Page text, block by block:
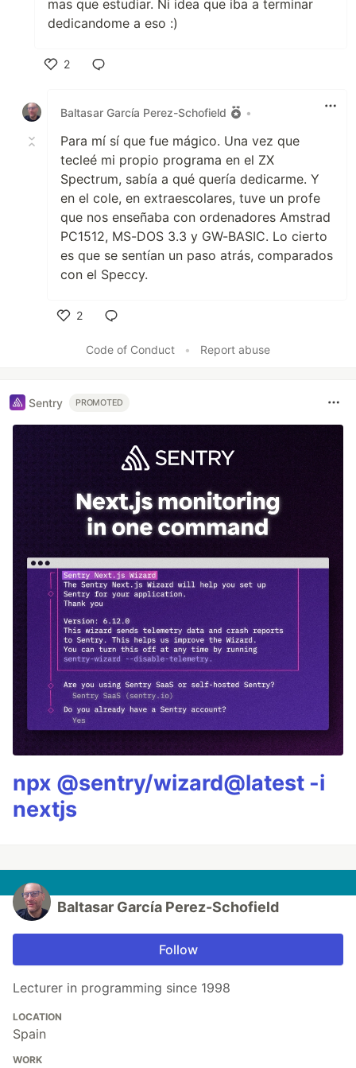
mas que estudiar. Ni idea que iba a terminar
dedicandome a eso :)
2
Baltasar García Perez-Schofield
•
Para mí sí que fue mágico. Una vez que
tecleé mi propio programa en el ZX
Spectrum, sabía a qué quería dedicarme. Y
en el cole, en extraescolares, tuve un profe
que nos enseñaba con ordenadores Amstrad
PC1512, MS-DOS 3.3 y GW-BASIC. Lo cierto
es que se sentían un paso atrás, comparados
con el Speccy.
2
Code of Conduct
• Report abuse
Sentry PROMOTED
npx @sentry/wizard@latest -i
nextjs
Baltasar García Perez-Schofield
Follow
Lecturer in programming since 1998
LOCATION
Spain
WORK